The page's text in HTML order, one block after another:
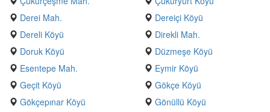
Derei Mah.
Dereiçi Köyü
Dereli Köyü
Direkli Mah.
Doruk Köyü
Düzmeşe Köyü
Esentepe Mah.
Eymir Köyü
Geçit Köyü
Gökçe Köyü
Gökçepınar Köyü
Gönüllü Köyü